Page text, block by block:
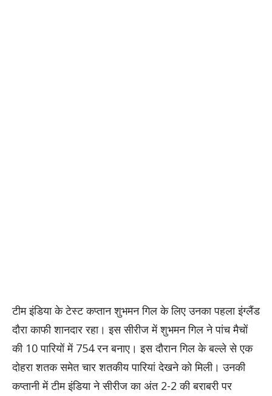
टीम इंडिया के टेस्ट कप्तान शुभमन गिल के लिए उनका पहला इंग्लैंड
दौरा काफी शानदार रहा। इस सीरीज में शुभमन गिल ने पांच मैचों
की 10 पारियों में 754 रन बनाए। इस दौरान गिल के बल्ले से एक
दोहरा शतक समेत चार शतकीय पारियां देखने को मिली। उनकी
कप्तानी में टीम इंडिया ने सीरीज का अंत 2-2 की बराबरी पर